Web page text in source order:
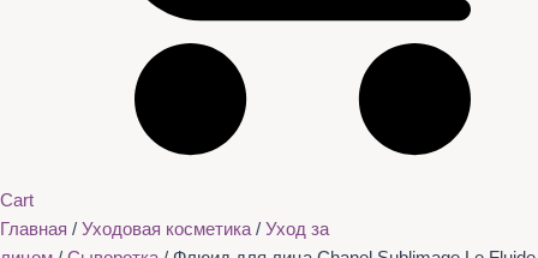
Cart
Главная / Уходовая косметика / Уход за